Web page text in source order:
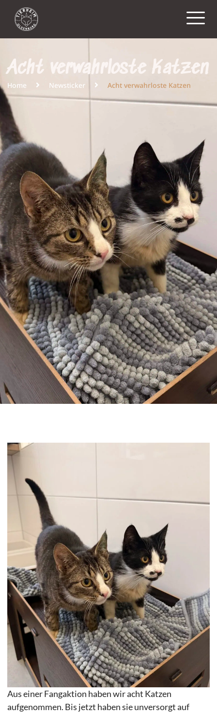
Acht verwahrloste Katzen
Home Newsticker Acht verwahrloste Katzen
Aus einer Fangaktion haben wir acht Katzen
aufgenommen. Bis jetzt haben sie unversorgt auf